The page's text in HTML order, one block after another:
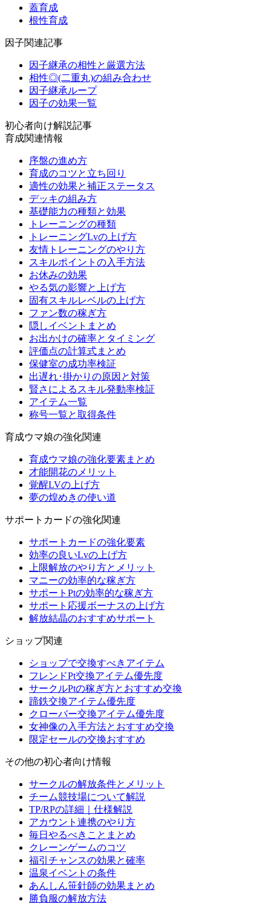
蓋育成
根性育成
因子関連記事
因子継承の相性と厳選方法
相性◎(二重丸)の組み合わせ
因子継承ループ
因子の効果一覧
初心者向け解説記事
育成関連情報
序盤の進め方
育成のコツと立ち回り
適性の効果と補正ステータス
デッキの組み方
基礎能力の種類と効果
トレーニングの種類
トレーニングLvの上げ方
友情トレーニングのやり方
スキルポイントの入手方法
お休みの効果
やる気の影響と上げ方
固有スキルレベルの上げ方
ファン数の稼ぎ方
隠しイベントまとめ
お出かけの確率とタイミング
評価点の計算式まとめ
保健室の成功率検証
出遅れ･掛かりの原因と対策
賢さによるスキル発動率検証
アイテム一覧
称号一覧と取得条件
育成ウマ娘の強化関連
育成ウマ娘の強化要素まとめ
才能開花のメリット
覚醒LVの上げ方
夢の煌めきの使い道
サポートカードの強化関連
サポートカードの強化要素
効率の良いLvの上げ方
上限解放のやり方とメリット
マニーの効率的な稼ぎ方
サポートPtの効率的な稼ぎ方
サポート応援ボーナスの上げ方
解放結晶のおすすめサポート
ショップ関連
ショップで交換すべきアイテム
フレンドPt交換アイテム優先度
サークルPtの稼ぎ方とおすすめ交換
蹄鉄交換アイテム優先度
クローバー交換アイテム優先度
女神像の入手方法とおすすめ交換
限定セールの交換おすすめ
その他の初心者向け情報
サークルの解放条件とメリット
チーム競技場について解説
TP/RPの詳細｜仕様解説
アカウント連携のやり方
毎日やるべきことまとめ
クレーンゲームのコツ
福引チャンスの効果と確率
温泉イベントの条件
あんしん笹針師の効果まとめ
勝負服の解放方法